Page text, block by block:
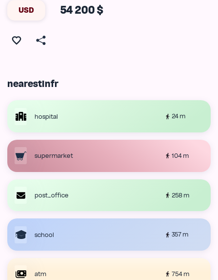
USD 54 200 $
nearestInfr
hospital 24 m
supermarket 104 m
post_office 258 m
school 357 m
atm 754 m